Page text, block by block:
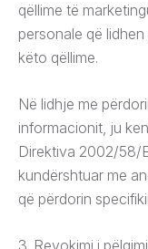
qëllime të
personale që
këto qëllime.
Në lidhje me
informacionit, ju
Direktiva 2002/58/
kundërshtuar me
që përdorin
3. Revokimi i